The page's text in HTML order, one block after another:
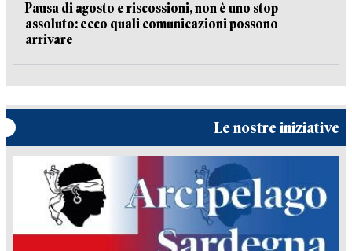
Pausa di agosto e riscossioni, non è uno stop
assoluto: ecco quali comunicazioni possono
arrivare
Le nostre iniziative